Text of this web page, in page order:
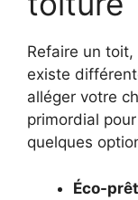
Refaire un
existe
alléger votre
primordial
quelques
Éco-